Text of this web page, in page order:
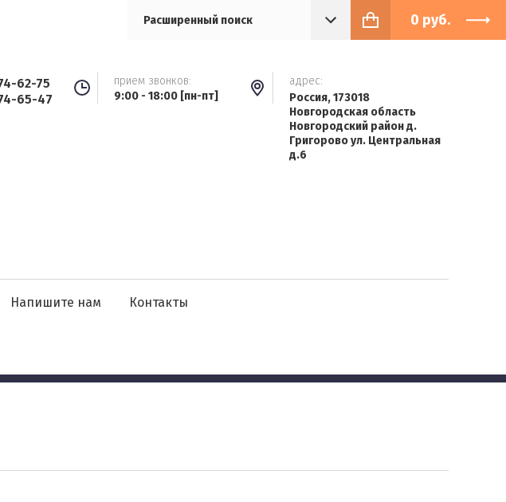
Расширенный поиск 0 руб.
62-75
65-47
прием звонков:
9:00 - 18:00 [пн-пт]
адрес:
Россия, 173018
Новгородская область
Новгородский район д.
Григорово ул. Центральная
д.6
Напишите нам Контакты